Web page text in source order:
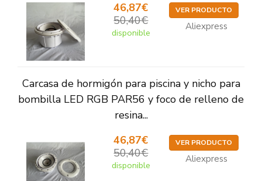
46,87€
50,40€
disponible
VER PRODUCTO
Aliexpress
Carcasa de hormigón para piscina y nicho para
bombilla LED RGB PAR56 y foco de relleno de
resina...
46,87€
50,40€
disponible
VER PRODUCTO
Aliexpress